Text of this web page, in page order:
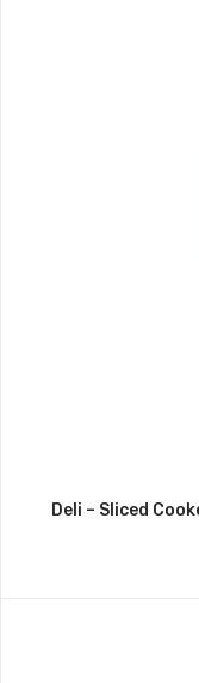
Deli – Sliced